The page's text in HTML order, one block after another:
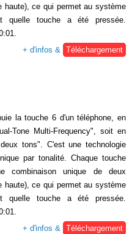
haute), ce qui permet au système
quelle touche a été pressée.
+ d'infos & Téléchargement
la touche 6 d'un téléphone, en
Tone Multi-Frequency", soit en
tons". C'est une technologie
par tonalité. Chaque touche
combinaison unique de deux
haute), ce qui permet au système
quelle touche a été pressée.
+ d'infos &
Téléchargement